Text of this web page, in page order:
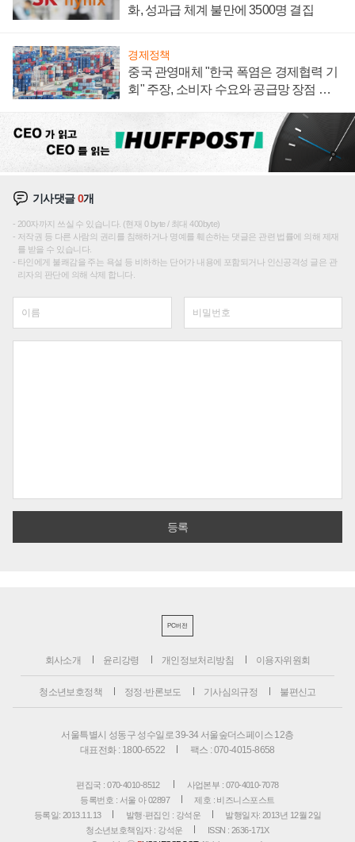
화, 성과급 체계 불만에 3500명 결집
경제정책
중국 관영매체 "한국 폭염은 경제협력 기
회" 주장, 소비자 수요와 공급망 장점 강
기사댓글0개
200자까지 쓰실 수 있습니다. (현재 0 byte / 최대 400byte)
저작권 등 다른 사람의 권리를 침해하거나 명예를 훼손하는 댓글은 관련 법률에 의해 제재
를 받을 수 있습니다.
타인에게 불쾌감을 주는 욕설 등 비하하는 단어가 내용에 포함되거나 인신공격성 글은 관
리자의 판단에 의해 삭제 합니다.
PC버전
회사소개 윤리강령 개인정보처리방침 이용자위원회
청소년보호정책 정정·반론보도 기사심의규정 불편신고
서울특별시 성동구 성수일로 39-34 서울숲더스페이스 12층
대표전화 : 1800-6522
팩스 : 070-4015-8658
편집국 : 070-4010-8512
사업본부 : 070-4010-7078
등록번호 : 서울 아 02897
제호 : 비즈니스포스트
등록일: 2013.11.13
발행·편집인 : 강석운
발행일자: 2013년 12월 2일
청소년보호책임자 : 강석운
ISSN : 2636-171X